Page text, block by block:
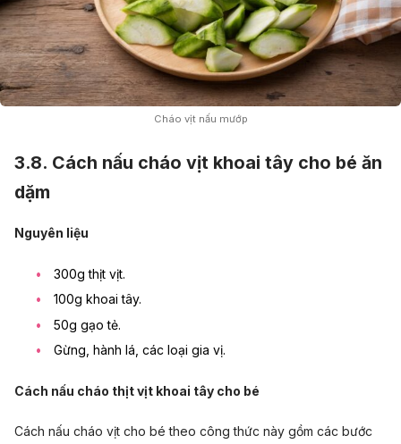
Cháo vịt nấu mướp
3.8. Cách nấu cháo vịt khoai tây cho bé ăn
dặm
Nguyên liệu
300g thịt vịt.
100g khoai tây.
50g gạo tẻ.
Gừng, hành lá, các loại gia vị.
Cách nấu cháo thịt vịt khoai tây cho bé
Cách nấu cháo vịt cho bé theo công thức này gồm các bước